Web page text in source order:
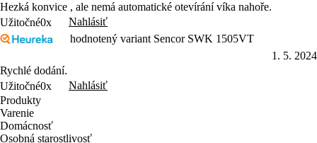
Hezká konvice , ale nemá automatické otevírání víka nahoře.
Užitočné0x
Nahlásiť
hodnotený variant Sencor SWK 1505VT
1. 5. 2024
Rychlé dodání.
Užitočné0x
Nahlásiť
Produkty
Varenie
Domácnosť
Osobná starostlivosť